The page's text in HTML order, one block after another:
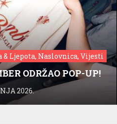
& Ljepota, Naslovnica, Vijesti
ODRŽAO POP-UP!
2026.